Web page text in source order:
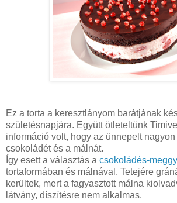
Ez a torta a keresztlányom barátjának
születésnapjára. Együtt ötleteltünk
információ volt, hogy az ünnepelt nagyon
csokoládét és a málnát.
Így esett a választás a csokoládés-
tortaformában és málnával. Tetejére
kerültek, mert a fagyasztott málna
látvány, díszítésre nem alkalmas.